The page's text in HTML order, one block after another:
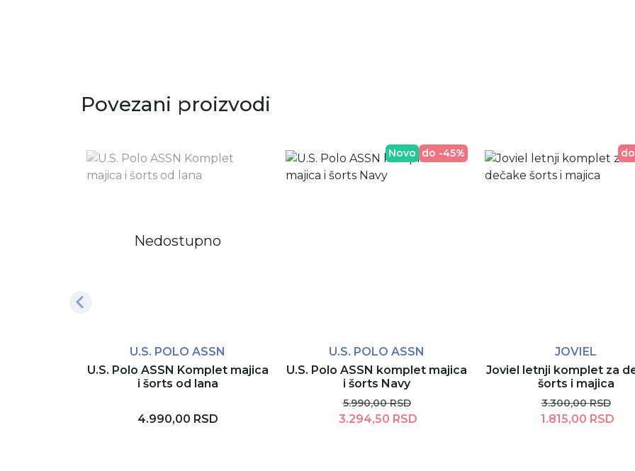
Povezani proizvodi
Nedostupno
U.S. POLO ASSN
U.S. Polo ASSN Komplet majica
i šorts od lana
4.990,00 RSD
Novo do -45%
U.S. POLO ASSN
U.S. Polo ASSN komplet majica
i šorts Navy
5.990,00 RSD
3.294,50 RSD
JOVIEL
Joviel letnji komplet za
šorts i majica
3.300,00 RSD
1.815,00 RSD